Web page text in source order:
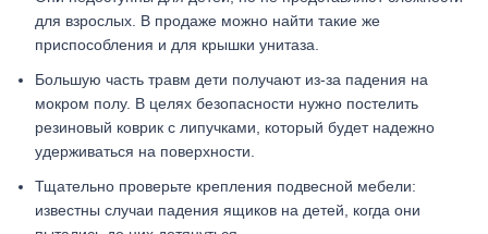
для взрослых. В продаже можно найти такие же
приспособления и для крышки унитаза.
Большую часть травм дети получают из-за падения на
мокром полу. В целях безопасности нужно постелить
резиновый коврик с липучками, который будет надежно
удерживаться на поверхности.
Тщательно проверьте крепления подвесной мебели:
известны случаи падения ящиков на детей, когда они